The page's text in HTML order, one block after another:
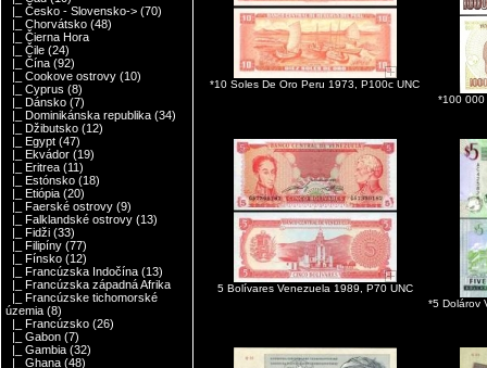
|_ Česko - Slovensko-> (70)
|_ Chorvátsko (48)
|_ Čierna Hora
|_ Čile (24)
|_ Čína (92)
|_ Cookove ostrovy (10)
|_ Cyprus (8)
|_ Dánsko (7)
|_ Dominikánska republika (34)
|_ Džibutsko (12)
|_ Egypt (47)
|_ Ekvádor (19)
|_ Eritrea (11)
|_ Estónsko (18)
|_ Etiópia (20)
|_ Faerské ostrovy (9)
|_ Falklandské ostrovy (13)
|_ Fidži (33)
|_ Filipíny (77)
|_ Fínsko (12)
|_ Francúzska Indočína (13)
|_ Francúzska západná Afrika
|_ Francúzske tichomorské
územia (8)
|_ Francúzsko (26)
|_ Gabon (7)
|_ Gambia (32)
|_ Ghana (48)
*10 Soles De Oro Peru 1973, P100c UNC
*100 000
5 Bolívares Venezuela 1989, P70 UNC
*5 Dolárov